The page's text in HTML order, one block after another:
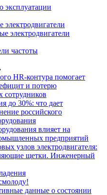
эксплуатации
электродвигатели
электродвигатели
частоты
HR-контура помогает
и потерю
сотрудников
до 30%: что дает
российского
влияет на
предприятий
узлов электродвигателя:
щетки. Инженерный
данные о состоянии